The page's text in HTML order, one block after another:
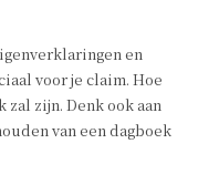
en
voor je claim. Hoe
zal zijn. Denk ook aan
van een dagboek